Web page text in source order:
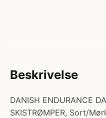
Beskrivelse
DANISH ENDURANCE
SKISTRØMPER, Sort/